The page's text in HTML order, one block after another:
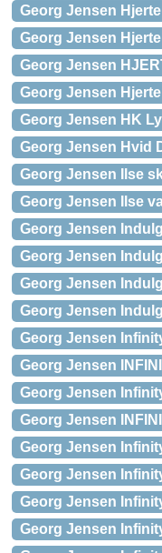
Georg Jensen
Georg Jensen
Georg Jensen
Georg Jensen
Georg Jensen HK
Georg Jensen Hvid
Georg Jensen Ilse
Georg Jensen Ilse
Georg Jensen
Georg Jensen
Georg Jensen
Georg Jensen
Georg Jensen
Georg Jensen
Georg Jensen
Georg Jensen
Georg Jensen
Georg Jensen
Georg Jensen
Georg Jensen